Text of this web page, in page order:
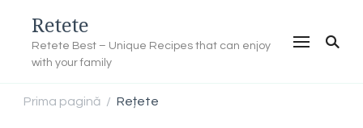
Retete
Retete Best – Unique Recipes that can enjoy
with your family
Prima pagină / Rețete